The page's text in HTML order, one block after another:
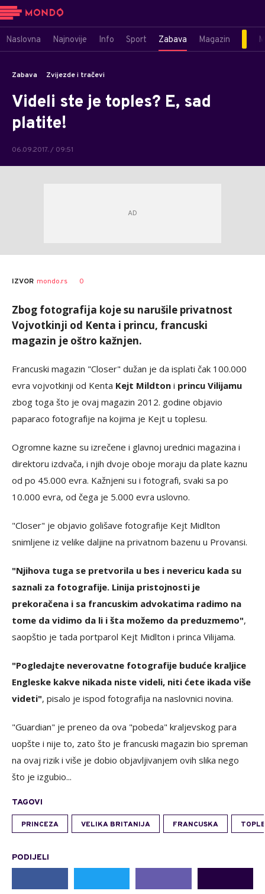
Naslovna Najnovije Info Sport Zabava Magazin
Zabava Zvijezde i tračevi
Videli ste je toples? E, sad
platite!
06.09.2017. / 09:51
IZVOR mondo.rs 0
Zbog fotografija koje su narušile privatnost
Vojvotkinji od Kenta i princu, francuski
magazin je oštro kažnjen.
Francuski magazin "Closer" dužan je da isplati čak 100.000
evra vojvotkinji od Kenta Kejt Mildton i princu Vilijamu
zbog toga što je ovaj magazin 2012. godine objavio
paparaco fotografije na kojima je Kejt u toplesu.
Ogromne kazne su izrečene i glavnoj urednici magazina i
direktoru izdvača, i njih dvoje oboje moraju da plate kaznu
od po 45.000 evra. Kažnjeni su i fotografi, svaki sa po
10.000 evra, od čega je 5.000 evra uslovno.
"Closer" je objavio golišave fotografije Kejt Midlton
snimljene iz velike daljine na privatnom bazenu u Provansi.
"Njihova tuga se pretvorila u bes i nevericu kada su
saznali za fotografije. Linija pristojnosti je
prekoračena i sa francuskim advokatima radimo na
tome da vidimo da li i šta možemo da preduzmemo",
saopštio je tada portparol Kejt Midlton i princa Vilijama.
"Pogledajte neverovatne fotografije buduće kraljice
Engleske kakve nikada niste videli, niti ćete ikada više
videti", pisalo je ispod fotografija na naslovnici novina.
"Guardian" je preneo da ova "pobeda" kraljevskog para
uopšte i nije to, zato što je francuski magazin bio spreman
na ovaj rizik i više je dobio objavljivanjem ovih slika nego
što je izgubio...
TAGOVI
PRINCEZA VELIKA BRITANIJA FRANCUSKA
PODIJELI